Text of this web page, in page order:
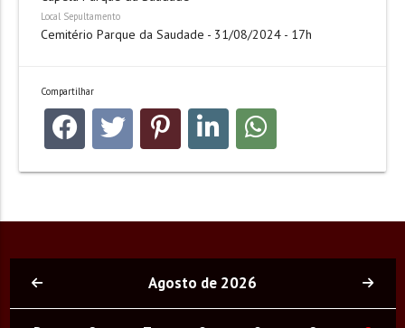
Local Sepultamento
Cemitério Parque da Saudade - 31/08/2024 - 17h
Compartilhar
Agosto de 2026